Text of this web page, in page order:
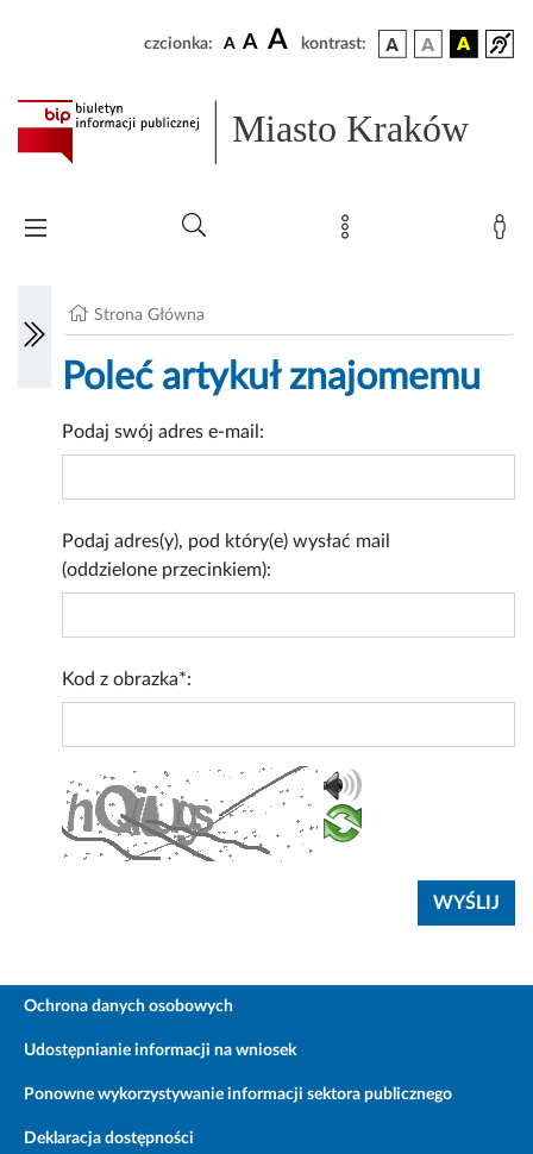
czcionka: A A A kontrast:
Miasto Kraków
Strona Główna
Poleć artykuł znajomemu
Podaj swój adres e-mail:
Podaj adres(y), pod który(e) wysłać mail
(oddzielone przecinkiem):
Kod z obrazka*:
Ochrona danych osobowych
Udostępnianie informacji na wniosek
Ponowne wykorzystywanie informacji sektora publicznego
Deklaracja dostępności